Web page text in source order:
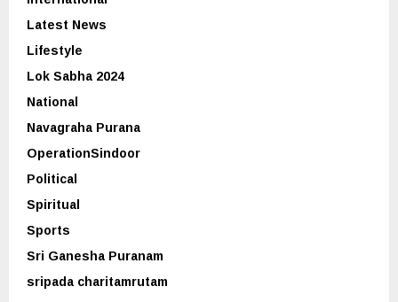
Latest News
Lifestyle
Lok Sabha 2024
National
Navagraha Purana
OperationSindoor
Political
Spiritual
Sports
Sri Ganesha Puranam
sripada charitamrutam